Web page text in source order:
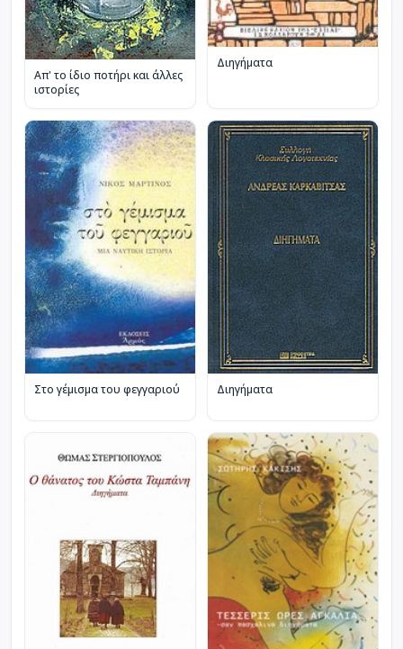
Απ' το ίδιο ποτήρι και άλλες
ιστορίες
Διηγήματα
Στο γέμισμα του φεγγαριού Διηγήματα